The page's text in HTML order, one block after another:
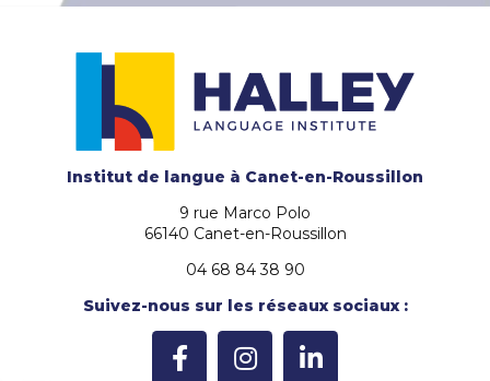
Institut de langue à Canet-en-Roussillon
9 rue Marco Polo
66140 Canet-en-Roussillon
04 68 84 38 90
Suivez-nous sur les réseaux sociaux :